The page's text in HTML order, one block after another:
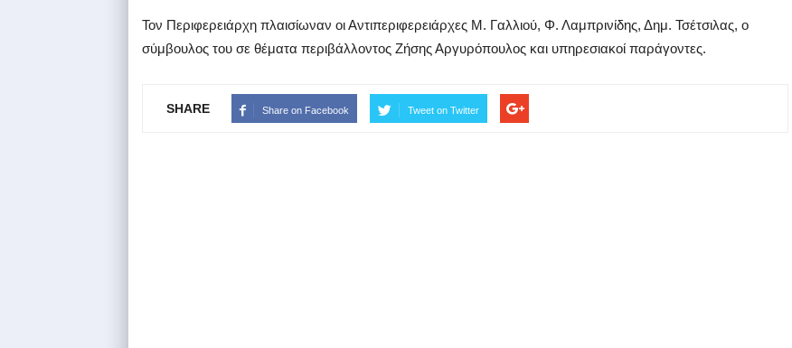
Τον Περιφερειάρχη πλαισίωναν οι Αντιπεριφερειάρχες Μ. Γαλλιού, Φ. Λαμπρινίδης, Δημ. Τσέτσιλας, ο
σύμβουλος του σε θέματα περιβάλλοντος Ζήσης Αργυρόπουλος και υπηρεσιακοί παράγοντες.
SHARE Share on Facebook Tweet on Twitter